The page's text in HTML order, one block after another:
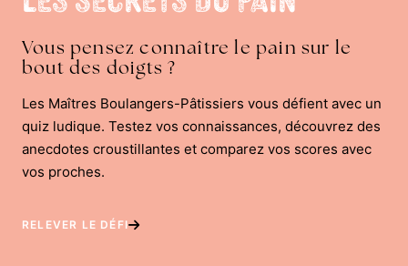
Vous pensez connaître le pain sur le
bout des doigts ?
Les Maîtres Boulangers-Pâtissiers vous défient avec un
quiz ludique. Testez vos connaissances, découvrez des
anecdotes croustillantes et comparez vos scores avec
vos proches.
RELEVER LE DÉFI